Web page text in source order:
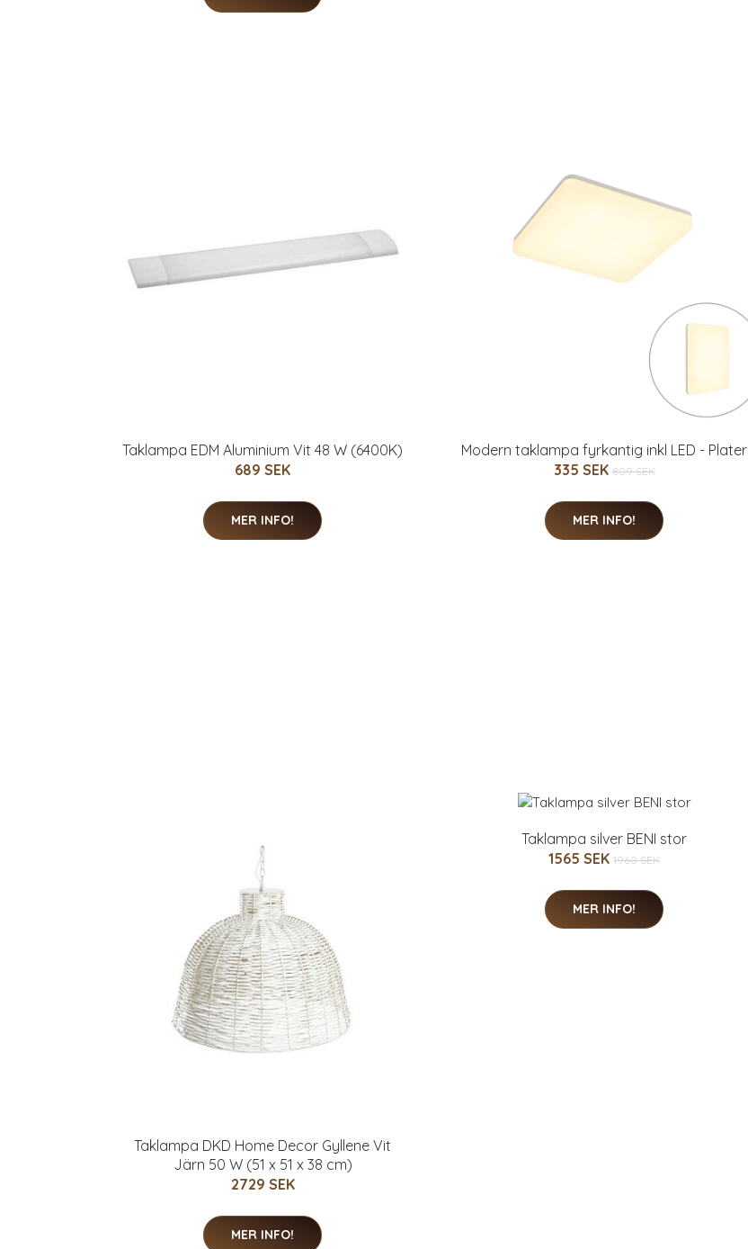
Taklampa EDM Aluminium Vit 48 W (6400K)
689 SEK
MER INFO!
Modern taklampa fyrkantig inkl LED - Plater
335 SEK 809 SEK
MER INFO!
Taklampa DKD Home Decor Gyllene Vit
Järn 50 W (51 x 51 x 38 cm)
2729 SEK
MER INFO!
Taklampa silver BENI stor
1565 SEK 1960 SEK
MER INFO!